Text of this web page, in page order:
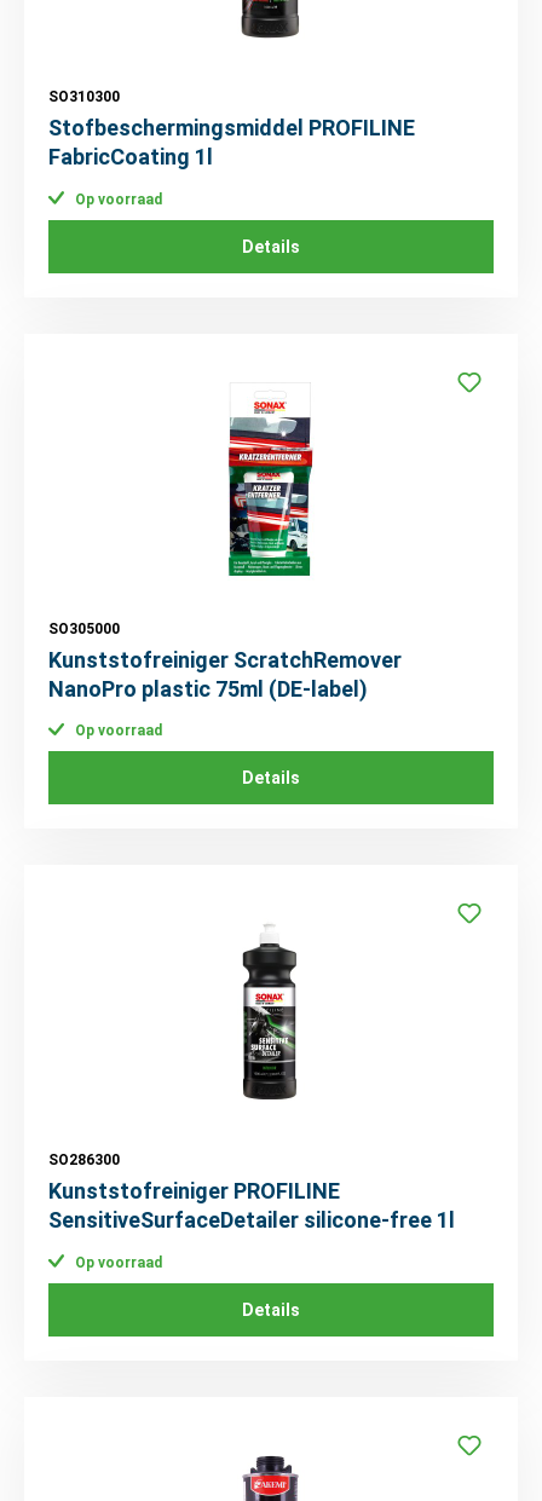
SO310300
Stofbeschermingsmiddel PROFILINE
FabricCoating 1l
Op voorraad
Details
SO305000
Kunststofreiniger ScratchRemover
NanoPro plastic 75ml (DE-label)
Op voorraad
Details
SO286300
Kunststofreiniger PROFILINE
SensitiveSurfaceDetailer silicone-free 1l
Op voorraad
Details